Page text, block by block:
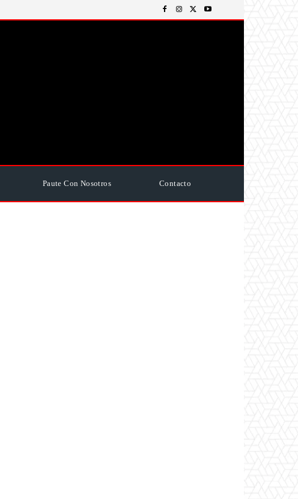
Paute Con Nosotros Contacto